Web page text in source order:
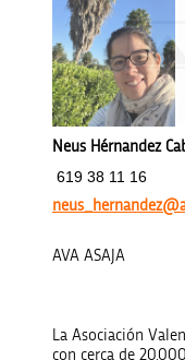
Neus Hérnandez
619 38 11 16
AVA ASAJA
La Asociación
con cerca de